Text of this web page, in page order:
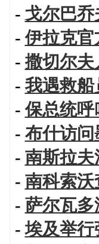
- 戈尔巴
-伊拉克官
-撒切尔夫
- 我遇救船
-保总统呼
- 布什访问
- 南斯拉
- 南科索
- 萨尔瓦多
-埃及举行